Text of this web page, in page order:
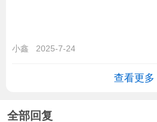
小鑫 2025-7-24
查看更多
全部回复